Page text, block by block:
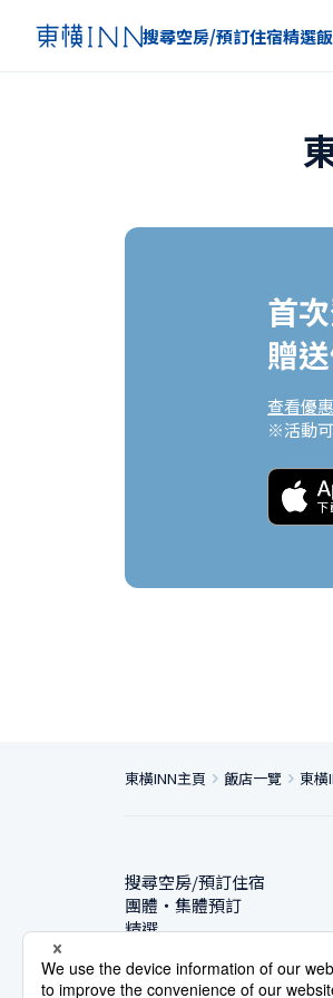
搜尋空房/預訂住宿精選
首
贈
查看優
※活動
東橫INN主頁 飯店一覽 東橫
搜尋空房/預訂住宿
團體・集體預訂
精選